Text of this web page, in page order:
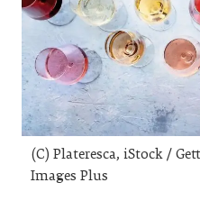
(C) Plateresca, iStock /
Images Plus